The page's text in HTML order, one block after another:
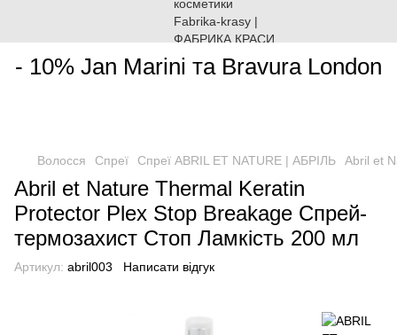
- 10% Jan Marini та Bravura London
Волосся Спреї Спреї ABRIL ET NATURE | АБРІЛЬ Abril et
Abril et Nature Thermal Keratin
Protector Plex Stop Breakage Спрей-
термозахист Стоп Ламкість 200 мл
Артикул: abril003 Написати відгук